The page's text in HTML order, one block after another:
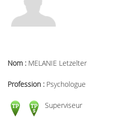
Nom : MELANIE Letzelter
Profession : Psychologue
Superviseur